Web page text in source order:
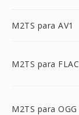
M2TS para AV1
M2TS para FLAC
M2TS para OGG